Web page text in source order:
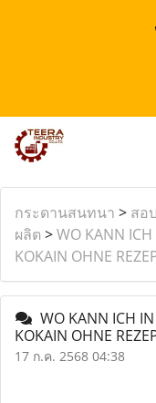
กระดานสนทนา > สอ
ผลิต >WO KANN
KOKAIN OHNE
WO KANN ICH
KOKAIN OHNE
17 ก.ค. 2568 04:38